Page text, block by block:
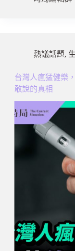
熱議話題,
台灣人瘋猛健樂
敢說的真相